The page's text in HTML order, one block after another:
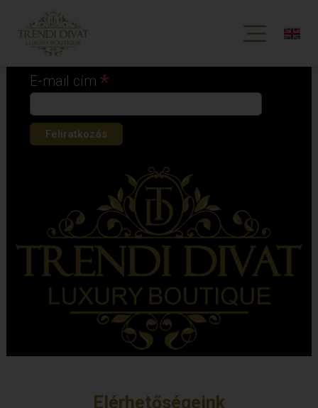
Iratkozz fel hírlevelünkre!
*
E-mail cím*
Elérhetőségeink